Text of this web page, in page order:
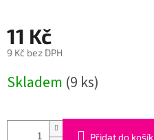
11 Kč
9 Kč bez DPH
cena:
Skladem (9 ks)
Přidat do